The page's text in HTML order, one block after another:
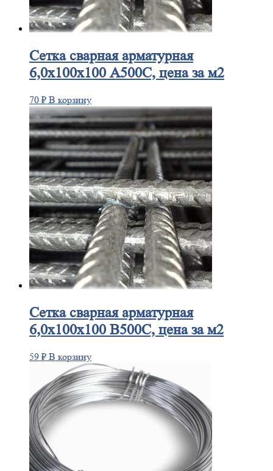
Сеткасварная арматурная
6,0х100х100 А500С, цена за м2
70 ₽ В корзину
Сеткасварная арматурная
6,0х100х100 В500С, цена за м2
59 ₽ В корзину